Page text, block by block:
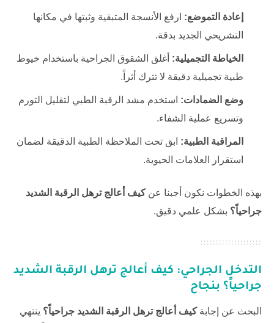
إعادة التموضع: ارفع الأنسجة المتبقية وثبتها في مكانها
التشريحي الجديد بدقة.
الخياطة التجميلية: أغلق الشقوق الجراحية باستخدام خيوط
طبية تجميلية دقيقة لا تترك أثراً.
وضع الضمادات: استخدم مشد الرقبة الطبي لتقليل التورم
وتسريع عملية الشفاء.
المراقبة الطبية: ابق تحت الملاحظة الطبية الدقيقة لضمان
استقرار العلامات الحيوية.
بهذه الخطوات نكون أجبنا عنكيف أعالج ترهل الرقبة الشديد
جراحياً؟ بشكل علمي دقيق.
التدخل الجراحي: كيف أعالج ترهل الرقبة الشديد
جراحياً؟ بنجاح
البحث عن إجابةكيف أعالج ترهل الرقبة الشديد جراحياً؟ ينتهي